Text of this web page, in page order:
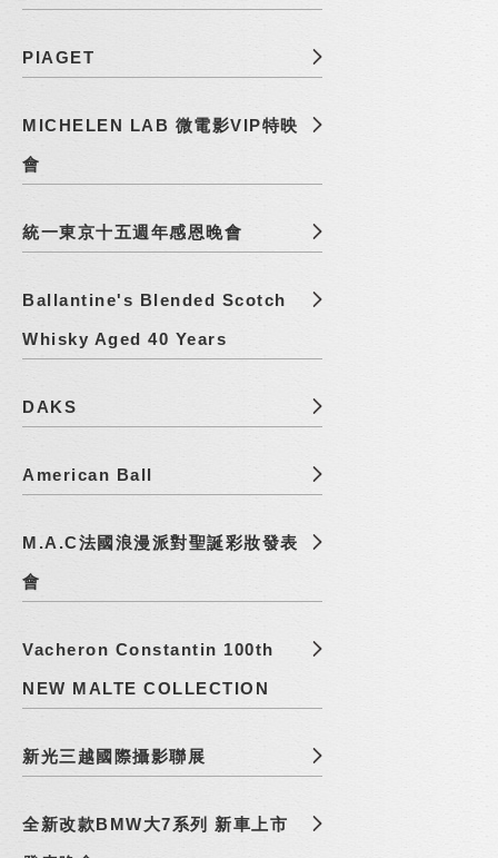
PIAGET
MICHELEN LAB 微電影VIP特映
會
統一東京十五週年感恩晚會
Ballantine's Blended Scotch
Whisky Aged 40 Years
DAKS
American Ball
M.A.C法國浪漫派對聖誕彩妝發表
會
Vacheron Constantin 100th
NEW MALTE COLLECTION
新光三越國際攝影聯展
全新改款BMW大7系列 新車上市